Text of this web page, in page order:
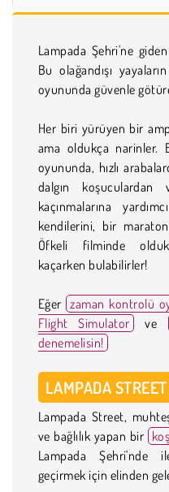
Lampada Şehri'ne
Bu olağandışı
oyununda güvenle
Her biri yürüyen bir
ama oldukça narinler.
oyununda, hızlı
dalgın
kaçınmalarına
kendilerini, bir
Öfkeli filminde
kaçarken bulabilirler!
Eğer zaman kontrolü
Flight Simulator ve
denemelisin!
LAMPADA
Lampada Street,
ve bağlılık yapan bir
Lampada Şehri'nde
geçirmek için elinden